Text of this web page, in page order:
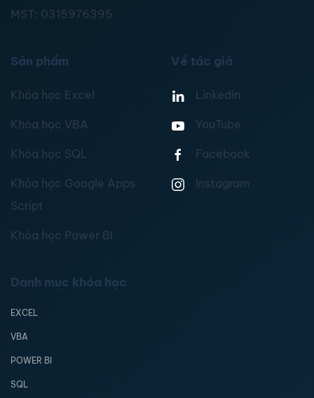
MST: 0315976395
Sản phẩm
Khóa học Excel
Khóa học VBA
Khóa học SQL
Khóa học Google Apps
Script
Khóa học Power BI
Về tác giả
Linkedin
YouTube
Facebook
Instagram
Danh mục khóa học
EXCEL
VBA
POWER BI
SQL